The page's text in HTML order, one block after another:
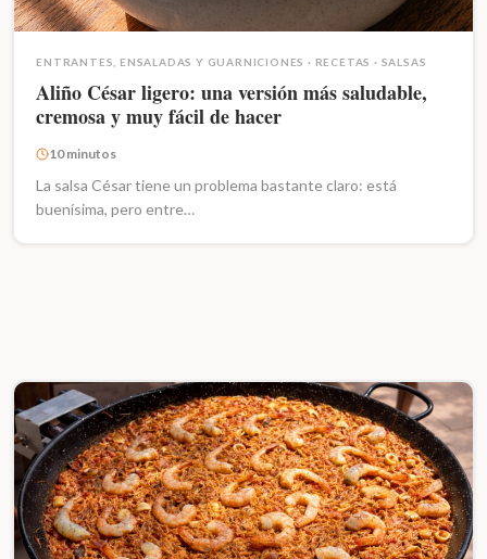
ENTRANTES, ENSALADAS Y GUARNICIONES · RECETAS · SALSAS
Aliño César ligero: una versión más saludable,
cremosa y muy fácil de hacer
10 minutos
La salsa César tiene un problema bastante claro: está
buenísima, pero entre…